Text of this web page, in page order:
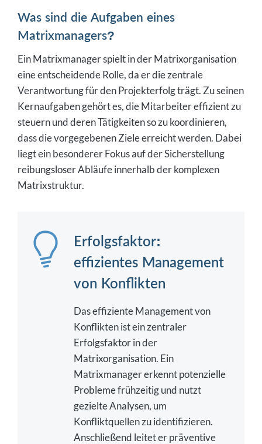
Was sind die Aufgaben eines
Matrixmanagers?
Ein Matrixmanager spielt in der Matrixorganisation
eine entscheidende Rolle, da er die zentrale
Verantwortung für den Projekterfolg trägt. Zu seinen
Kernaufgaben gehört es, die Mitarbeiter effizient zu
steuern und deren Tätigkeiten so zu koordinieren,
dass die vorgegebenen Ziele erreicht werden. Dabei
liegt ein besonderer Fokus auf der Sicherstellung
reibungsloser Abläufe innerhalb der komplexen
Matrixstruktur.
Erfolgsfaktor:
effizientes Management
von Konflikten
Das effiziente Management von
Konflikten ist ein zentraler
Erfolgsfaktor in der
Matrixorganisation. Ein
Matrixmanager erkennt potenzielle
Probleme frühzeitig und nutzt
gezielte Analysen, um
Konfliktquellen zu identifizieren.
Anschließend leitet er präventive